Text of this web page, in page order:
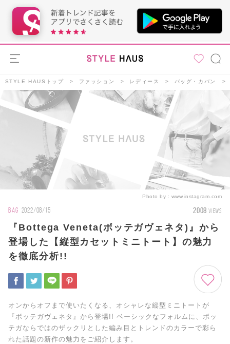
STYLE HAUSトップ ファッション レディース バッグ・カバン
Photo by： www.instagram.com
BAG 2022/08/15 2008 VIEWS
『Bottega Veneta(ボッテガヴェネタ)』から
登場した【縦型カセットミニトート】の魅力
を徹底分析!!
オンからオフまで使いたくなる、オシャレな縦型ミニトートが
『ボッテガヴェネタ』から登場!! ベーシックなフォルムに、ボッ
テガならではのザックリとした編み目とトレンドのカラーで彩ら
れた話題の新作の魅力をご紹介します。